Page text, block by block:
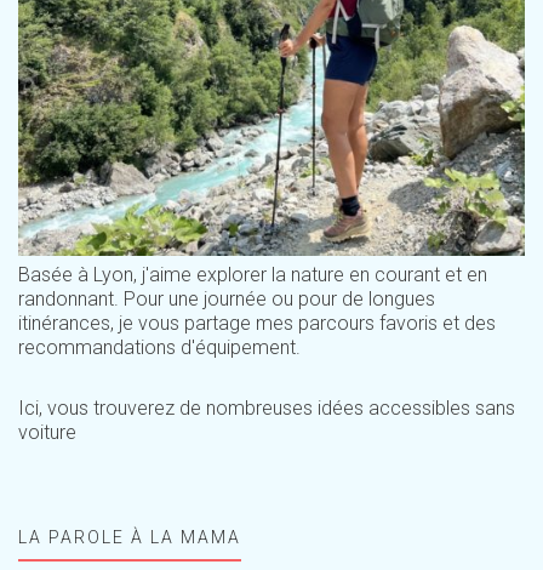
Basée à Lyon, j'aime explorer la nature en courant et en
randonnant. Pour une journée ou pour de longues
itinérances, je vous partage mes parcours favoris et des
recommandations d'équipement.
Ici, vous trouverez de nombreuses idées accessibles sans
voiture
LA PAROLE À LA MAMA